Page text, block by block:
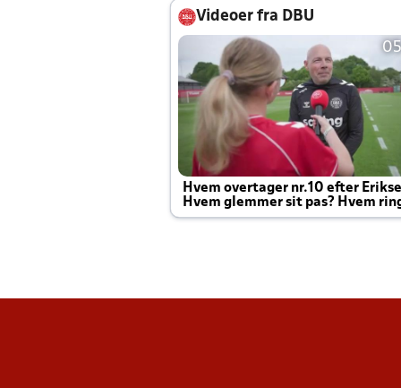
Videoer fra DBU
Hvem overtager nr.10 efter
Hvem glemmer sit pas? Hvem
Joachim altid til efter kampe?